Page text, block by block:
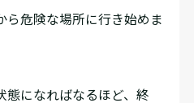
ら危険な場所に行き始めま
になればなるほど、終